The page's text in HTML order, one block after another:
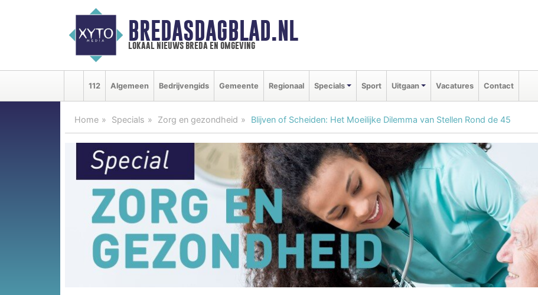
BREDASDAGBLAD.NL
lokaal nieuws breda en omgeving
112 Algemeen Bedrijvengids Gemeente Regionaal Specials Sport Uitgaan Vacatures Contact
Home Specials Zorg en gezondheid Blijven of Scheiden: Het Moeilijke Dilemma van Stellen Rond de 45